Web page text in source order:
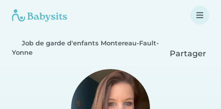
Job de garde d'enfants Montereau-Fault-
Yonne
Partager